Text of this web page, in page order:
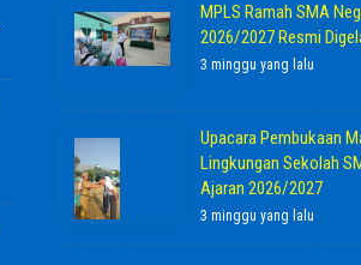
MPLS Ramah SMA
2026/2027 Resmi
3 minggu yang lalu
Upacara Pembukaan
Lingkungan Sekolah
Ajaran 2026/2027
3 minggu yang lalu